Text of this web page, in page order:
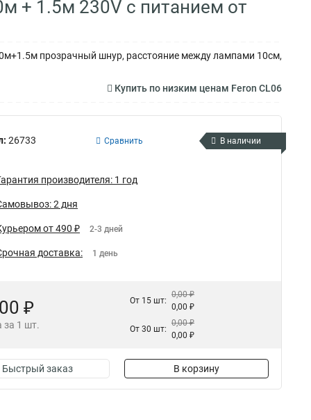
+ 1.5м 230V c питанием от
прозрачный шнур, расстояние между лампами 10см,
Купить по низким ценам Feron CL06
26733 Сравнить В наличии
производителя: 1 год
2 дня
от 490 ₽ 2-3 дней
доставка: 1 день
₽
за 1 шт.
От 15 шт:
0,00 ₽
0,00 ₽
От 30 шт:
0,00 ₽
0,00 ₽
Быстрый заказ В корзину